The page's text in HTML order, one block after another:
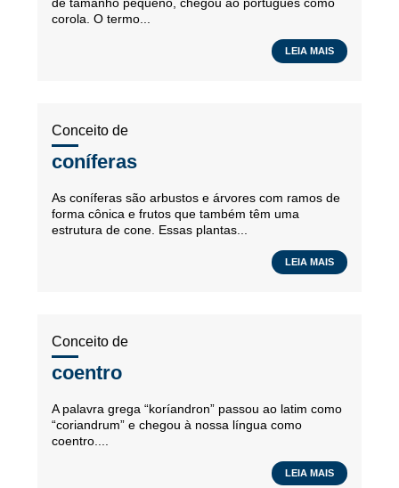
corola. O termo...
LEIA MAIS
Conceito de
coníferas
As coníferas são arbustos e árvores com ramos de
forma cônica e frutos que também têm uma
estrutura de cone. Essas plantas...
LEIA MAIS
Conceito de
coentro
A palavra grega “koríandron” passou ao latim como
“coriandrum” e chegou à nossa língua como
coentro....
LEIA MAIS